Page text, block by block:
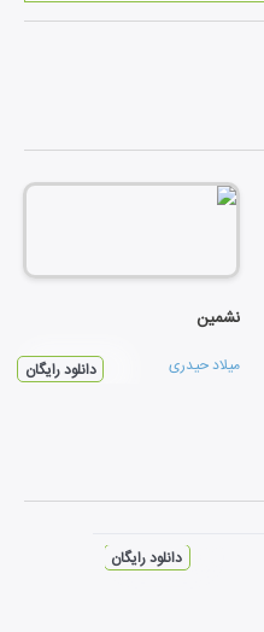
نشمین
میلاد حیدری دانلود رایگان
دانلود رایگان